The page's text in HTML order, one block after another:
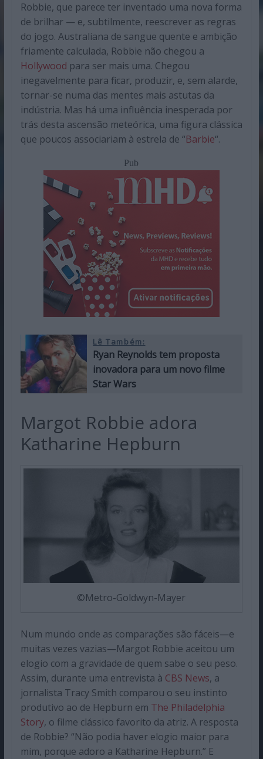
Robbie, que parece ter inventado uma nova forma
de brilhar — e, subtilmente, reescrever as regras
do jogo. Australiana de sangue quente e ambição
friamente calculada, Robbie não chegou a
Hollywood para ser mais uma. Chegou
inegavelmente para ficar, produzir, e, sem alarde,
tornar-se numa das mentes mais astutas da
indústria. Mas há uma influência inesperada por
trás desta ascensão meteórica, uma figura clássica
que poucos associariam à estrela de “Barbie“.
Pub
Lê Também:
Ryan Reynolds tem proposta
inovadora para um novo filme
Star Wars
Margot Robbie adora
Katharine Hepburn
©Metro-Goldwyn-Mayer
Num mundo onde as comparações são fáceis—e
muitas vezes vazias—Margot Robbie aceitou um
elogio com a gravidade de quem sabe o seu peso.
Assim, durante uma entrevista à CBS News, a
jornalista Tracy Smith comparou o seu instinto
produtivo ao de Hepburn em The Philadelphia
Story, o filme clássico favorito da atriz. A resposta
de Robbie? “Não podia haver elogio maior para
mim, porque adoro a Katharine Hepburn.” E